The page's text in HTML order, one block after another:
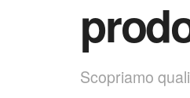
Scopriamo